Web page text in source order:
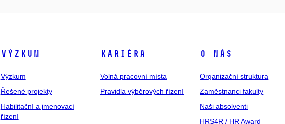
Výzkum
Výzkum
Řešené projekty
Habilitační a jmenovací
řízení
Kariéra
Volná pracovní místa
Pravidla výběrových řízení
O nás
Organizační struktura
Zaměstnanci fakulty
Naši absolventi
HRS4R / HR Award